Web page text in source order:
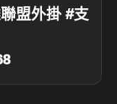
盟外掛 #支